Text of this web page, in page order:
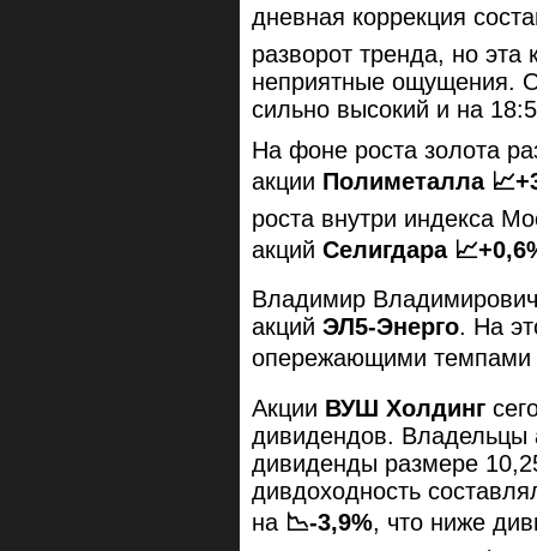
дневная коррекция
разворот тренда, но эта
неприятные ощущения.
сильно высокий и на
На фоне роста золота
акции Полиметалла
роста внутри индекса
акций Селигдара
Владимир
акций ЭЛ5-Энерго. На
опережающими
Акции ВУШ Холдинг
дивидендов. Владельцы
дивиденды размере
дивдоходность
на 📉-3,9%, что ниже